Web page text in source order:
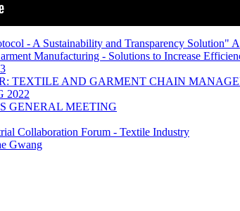
- A Sustainability and Transparency Solution"
Manufacturing - Solutions to Increase
TEXTILE AND GARMENT CHAIN
2022
GENERAL MEETING
Collaboration Forum - Textile Industry
Gwang